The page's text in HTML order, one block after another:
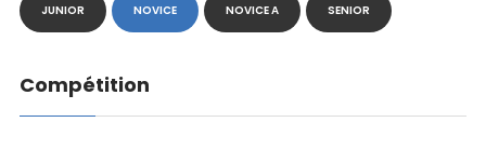
JUNIOR NOVICE NOVICE A SENIOR
Compétition